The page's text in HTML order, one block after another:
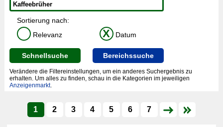
Sortierung nach:
Relevanz
X Datum
Schnellsuche Bereichssuche
Verändere die Filtereinstellungen, um ein anderes Suchergebnis zu
erhalten. Um alles zu finden, schau in die Kategorien im jeweiligen
Anzeigenmarkt.
1 2 3 4 5 6 7